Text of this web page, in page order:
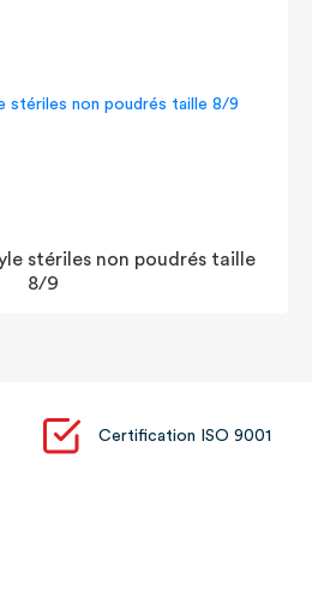
stériles non poudrés taille
8/9
Certification ISO 9001